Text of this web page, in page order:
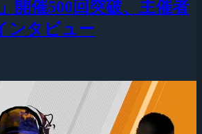
開催500回突破、主催者
ンタビュー